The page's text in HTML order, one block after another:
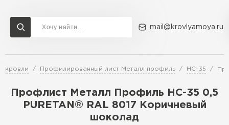
mail@krovlyamoya.ru
кровли Профилированный лист Металл профиль НС-35
Профлист Металл Профиль НС-35 0,5
PURETAN® RAL 8017 Коричневый
шоколад
Сервисы расчета
Расчет штакетника для забора
Расчет водостока
Расчет софитов для кровли
Доставка Контакты